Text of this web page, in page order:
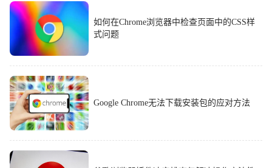
如何在Chrome浏览器中检查页面中的CSS样
式问题
Google Chrome无法下载安装包的应对方法